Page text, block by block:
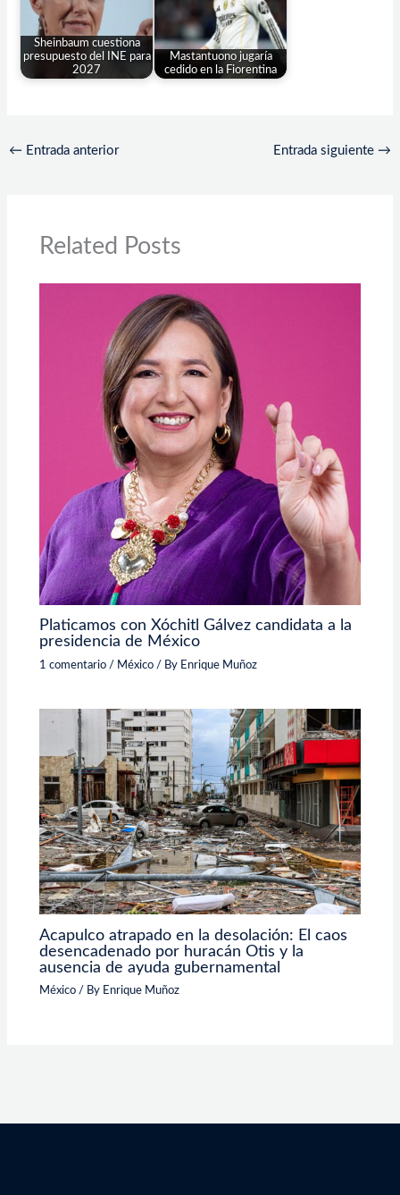
Sheinbaum cuestiona
presupuesto del INE para
2027
Mastantuono jugaría
cedido en la Fiorentina
← Entrada anterior Entrada siguiente →
Related Posts
Platicamos con Xóchitl Gálvez candidata a la
presidencia de México
1 comentario / México / By Enrique Muñoz
Acapulco atrapado en la desolación: El caos
desencadenado por huracán Otis y la
ausencia de ayuda gubernamental
México / By Enrique Muñoz